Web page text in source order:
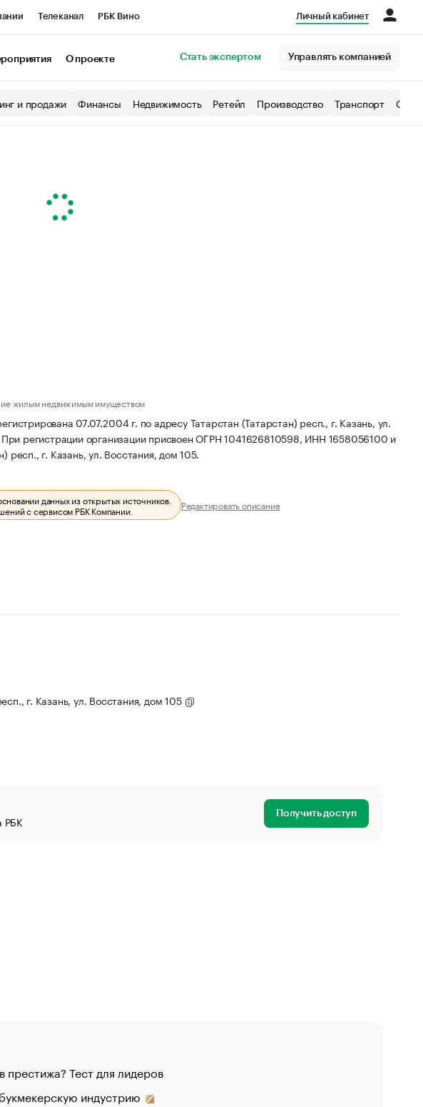
Телеканал РБК Вино
Бизнес
Личный кабинет
О проекте Стать экспертом Управлять компанией
и продажи Финансы Недвижимость Ретейл Производство Транспорт
жилым недвижимым имуществом
07.07.2004 г. по адресу Татарстан (Татарстан) респ., г. Казань, ул.
При регистрации организации присвоен ОГРН 1041626810598, ИНН 1658056100 и
респ., г. Казань, ул. Восстания, дом 105.
данных из открытых источников.
с сервисом РБК Компании. Редактировать описание
г. Казань, ул. Восстания, дом 105
РБК Получить доступ
престижа? Тест для лидеров
индустрию